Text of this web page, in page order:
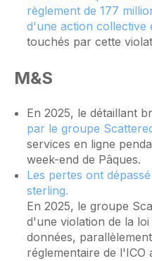
règlement de 177
d'une action collective
touchés par cette
M&S
En 2025, le détaillant
par le groupe
services en ligne
week-end de Pâques.
Les pertes ont
sterling.
En 2025, le groupe
d'une violation de la
données,
réglementaire de l'ICO